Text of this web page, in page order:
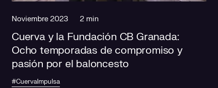
Noviembre 2023 2 min
Cuerva y la Fundación CB Granada:
Ocho temporadas de compromiso y
pasión por el baloncesto
#CuervaImpulsa